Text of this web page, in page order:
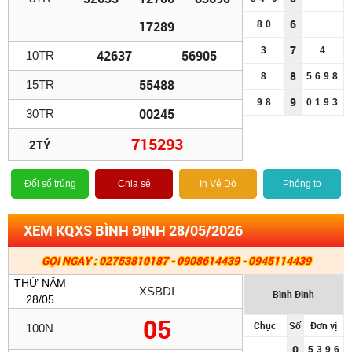
17289
10TR 42637 56905
15TR 55488
30TR 00245
2TỶ 715293
8 0 6
3 7 4
8 8 5 6 9 8
9 8 9 0 1 9 3
Đổi số trúng Chia sẻ In Vé Dò Phóng to
XEM KQXS BÌNH ĐỊNH 28/05/2026
GỌI NGAY : 02753810187 - 0908614439 - 0945114439
THỨ NĂM
28/05
XSBDI
100N 05
Bình Định
Chục Số Đơn vị
0 5 3 9 6